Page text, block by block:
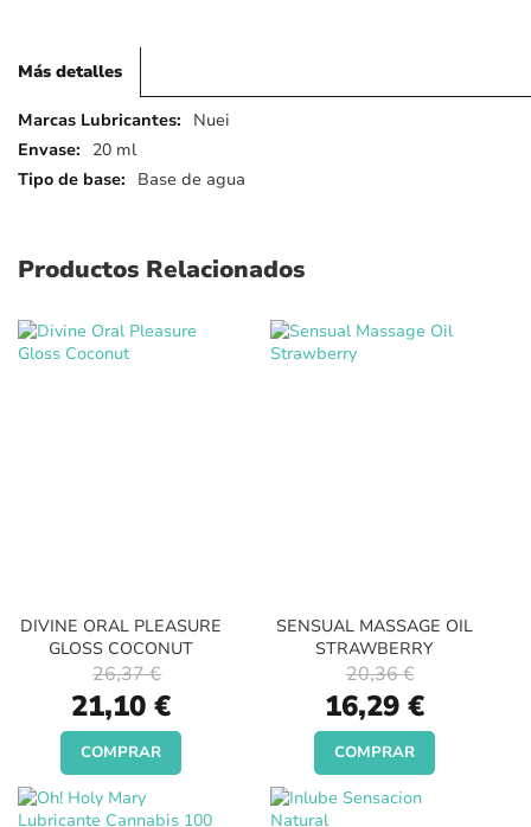
Más detalles
Más
detalles
Nuei
20 ml
Base de agua
Productos Relacionados
DIVINE ORAL PLEASURE
GLOSS COCONUT
Special
Price
21,10 €
26,37 €
COMPRAR
SENSUAL MASSAGE OIL
STRAWBERRY
Special
Price
16,29 €
20,36 €
COMPRAR